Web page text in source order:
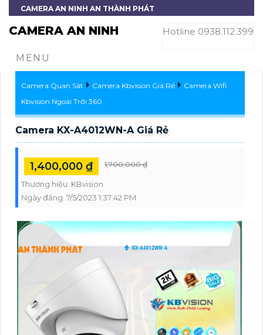
CAMERA AN NINH AN THÀNH PHÁT
CAMERA AN NINH Hotline 0938.112.399
MENU
Camera Quan Sát Camera Kbvision Giá Rẻ
Camera Wifi
Kbvision Ngoài Trời 360
Camera KX-A4012WN-A Giá Rẻ
1,400,000 ₫ 1,700,000 ₫
Thương hiệu: KBvision
Ngày đăng: 7/5/2023 1:37:42 PM